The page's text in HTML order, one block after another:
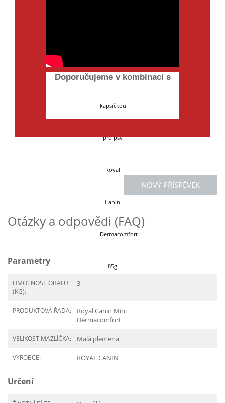
Doporučujeme v kombinaci s
kapsičkou
pro psy
Royal
Canin
Dermacomfort
85g
NOVÝ PŘÍSPĚVEK
Otázky a odpovědi (FAQ)
Parametry
HMOTNOST OBALU
(KG):
3
PRODUKTOVÁ ŘADA:
Royal Canin Mini
Dermacomfort
VELIKOST MAZLÍČKA: Malá plemena
VÝROBCE: ROYAL CANIN
Určení